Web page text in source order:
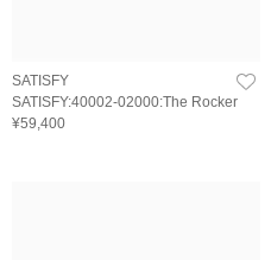
SATISFY
SATISFY:40002-02000:The Rocker
¥59,400